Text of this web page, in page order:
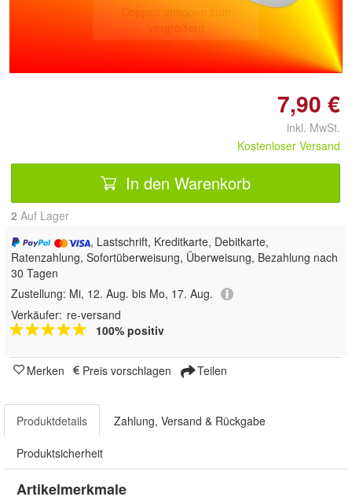
Doppelt antippen zum
vergrößern
7,90 €
inkl. MwSt.
Kostenloser Versand
In den Warenkorb
2 Auf Lager
, Lastschrift, Kreditkarte, Debitkarte,
Ratenzahlung, Sofortüberweisung, Überweisung, Bezahlung nach
30 Tagen
Zustellung: Mi, 12. Aug. bis Mo, 17. Aug.
Verkäufer: re-versand
100% positiv
Merken Preis vorschlagen Teilen
Produktdetails Zahlung, Versand & Rückgabe
Produktsicherheit
Artikelmerkmale